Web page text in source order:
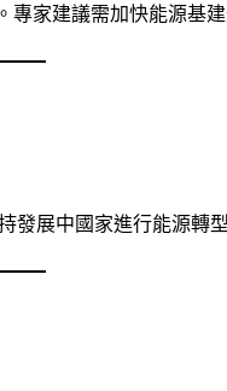
家建議需加快能源基
展中國家進行能源轉